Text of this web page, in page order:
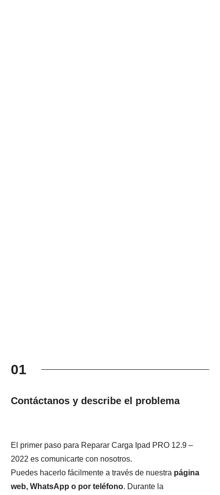
01
Contáctanos y describe el problema
El primer paso para Reparar Carga Ipad PRO 12.9 –
2022 es comunicarte con nosotros.
Puedes hacerlo fácilmente a través de nuestra página
web, WhatsApp o por teléfono. Durante la